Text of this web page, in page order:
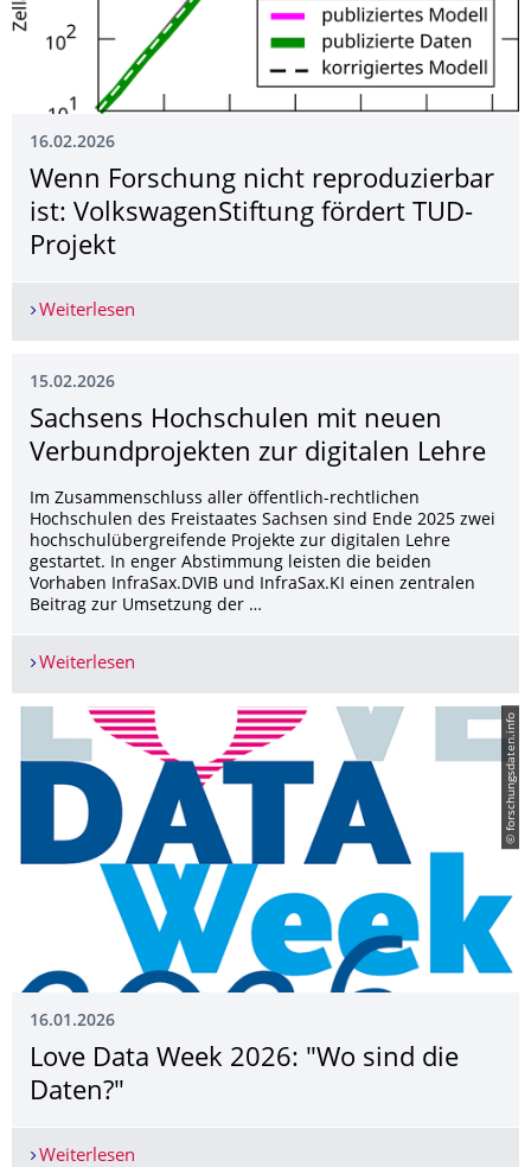
16.02.2026
Wenn Forschung nicht reproduzierbar
ist: VolkswagenStiftung fördert TUD-
Projekt
Weiterlesen
15.02.2026
Sachsens Hochschulen mit neuen
Verbundprojekten zur digitalen Lehre
Im Zusammenschluss aller öffentlich-rechtlichen
Hochschulen des Freistaates Sachsen sind Ende 2025 zwei
hochschulübergreifende Projekte zur digitalen Lehre
gestartet. In enger Abstimmung leisten die beiden
Vorhaben InfraSax.DVIB und InfraSax.KI einen zentralen
Beitrag zur Umsetzung der …
Weiterlesen
© forschungsdaten.info
16.01.2026
Love Data Week 2026: "Wo sind die
Daten?"
Weiterlesen